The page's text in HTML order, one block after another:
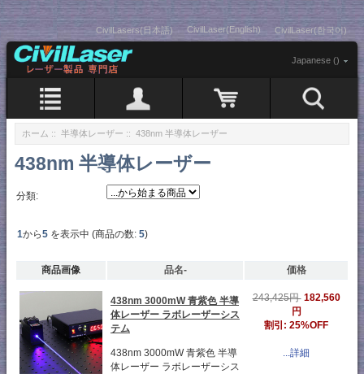
CivilLasers(日本語) CivilLaser(English) CivilLaser(한국어)
Japanese ()
ホーム :: 半導体レーザー :: 438nm 半導体レーザー
438nm 半導体レーザー
分類:
1から5 を表示中 (商品の数: 5)
商品画像 品名- 価格
438nm 3000mW 青紫色 半導
体レーザー ラボレーザーシス
テム
438nm 3000mW 青紫色 半導
体レーザー ラボレーザーシス
243,425円 182,560
円
割引: 25%OFF
...詳細